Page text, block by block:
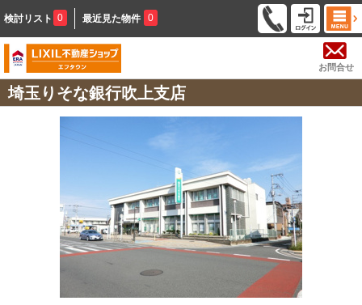
検討リスト 0 最近見た物件 0
お問合せ
埼玉りそな銀行吹上支店